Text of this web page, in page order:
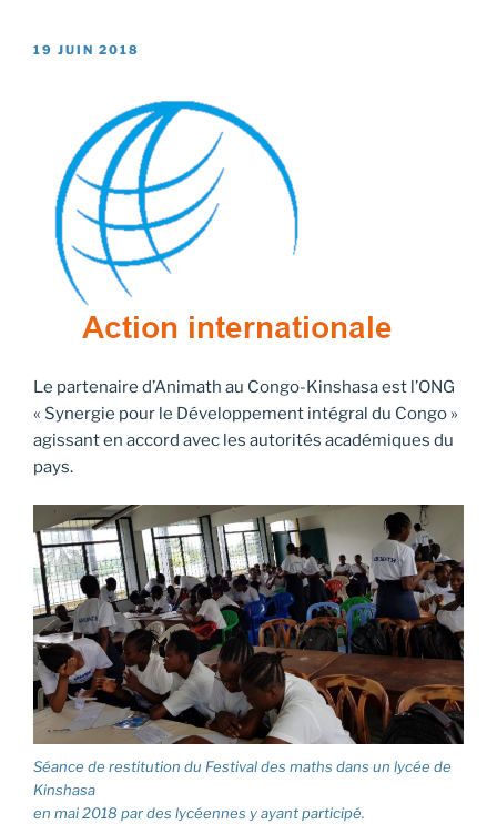
PUBLIÉ
19 JUIN 2018
Le partenaire d’Animath au Congo-Kinshasa est l’ONG
« Synergie pour le Développement intégral du Congo »
agissant en accord avec les autorités académiques du
pays.
Séance de restitution du Festival des maths dans un lycée de
Kinshasa
en mai 2018 par des lycéennes y ayant participé.